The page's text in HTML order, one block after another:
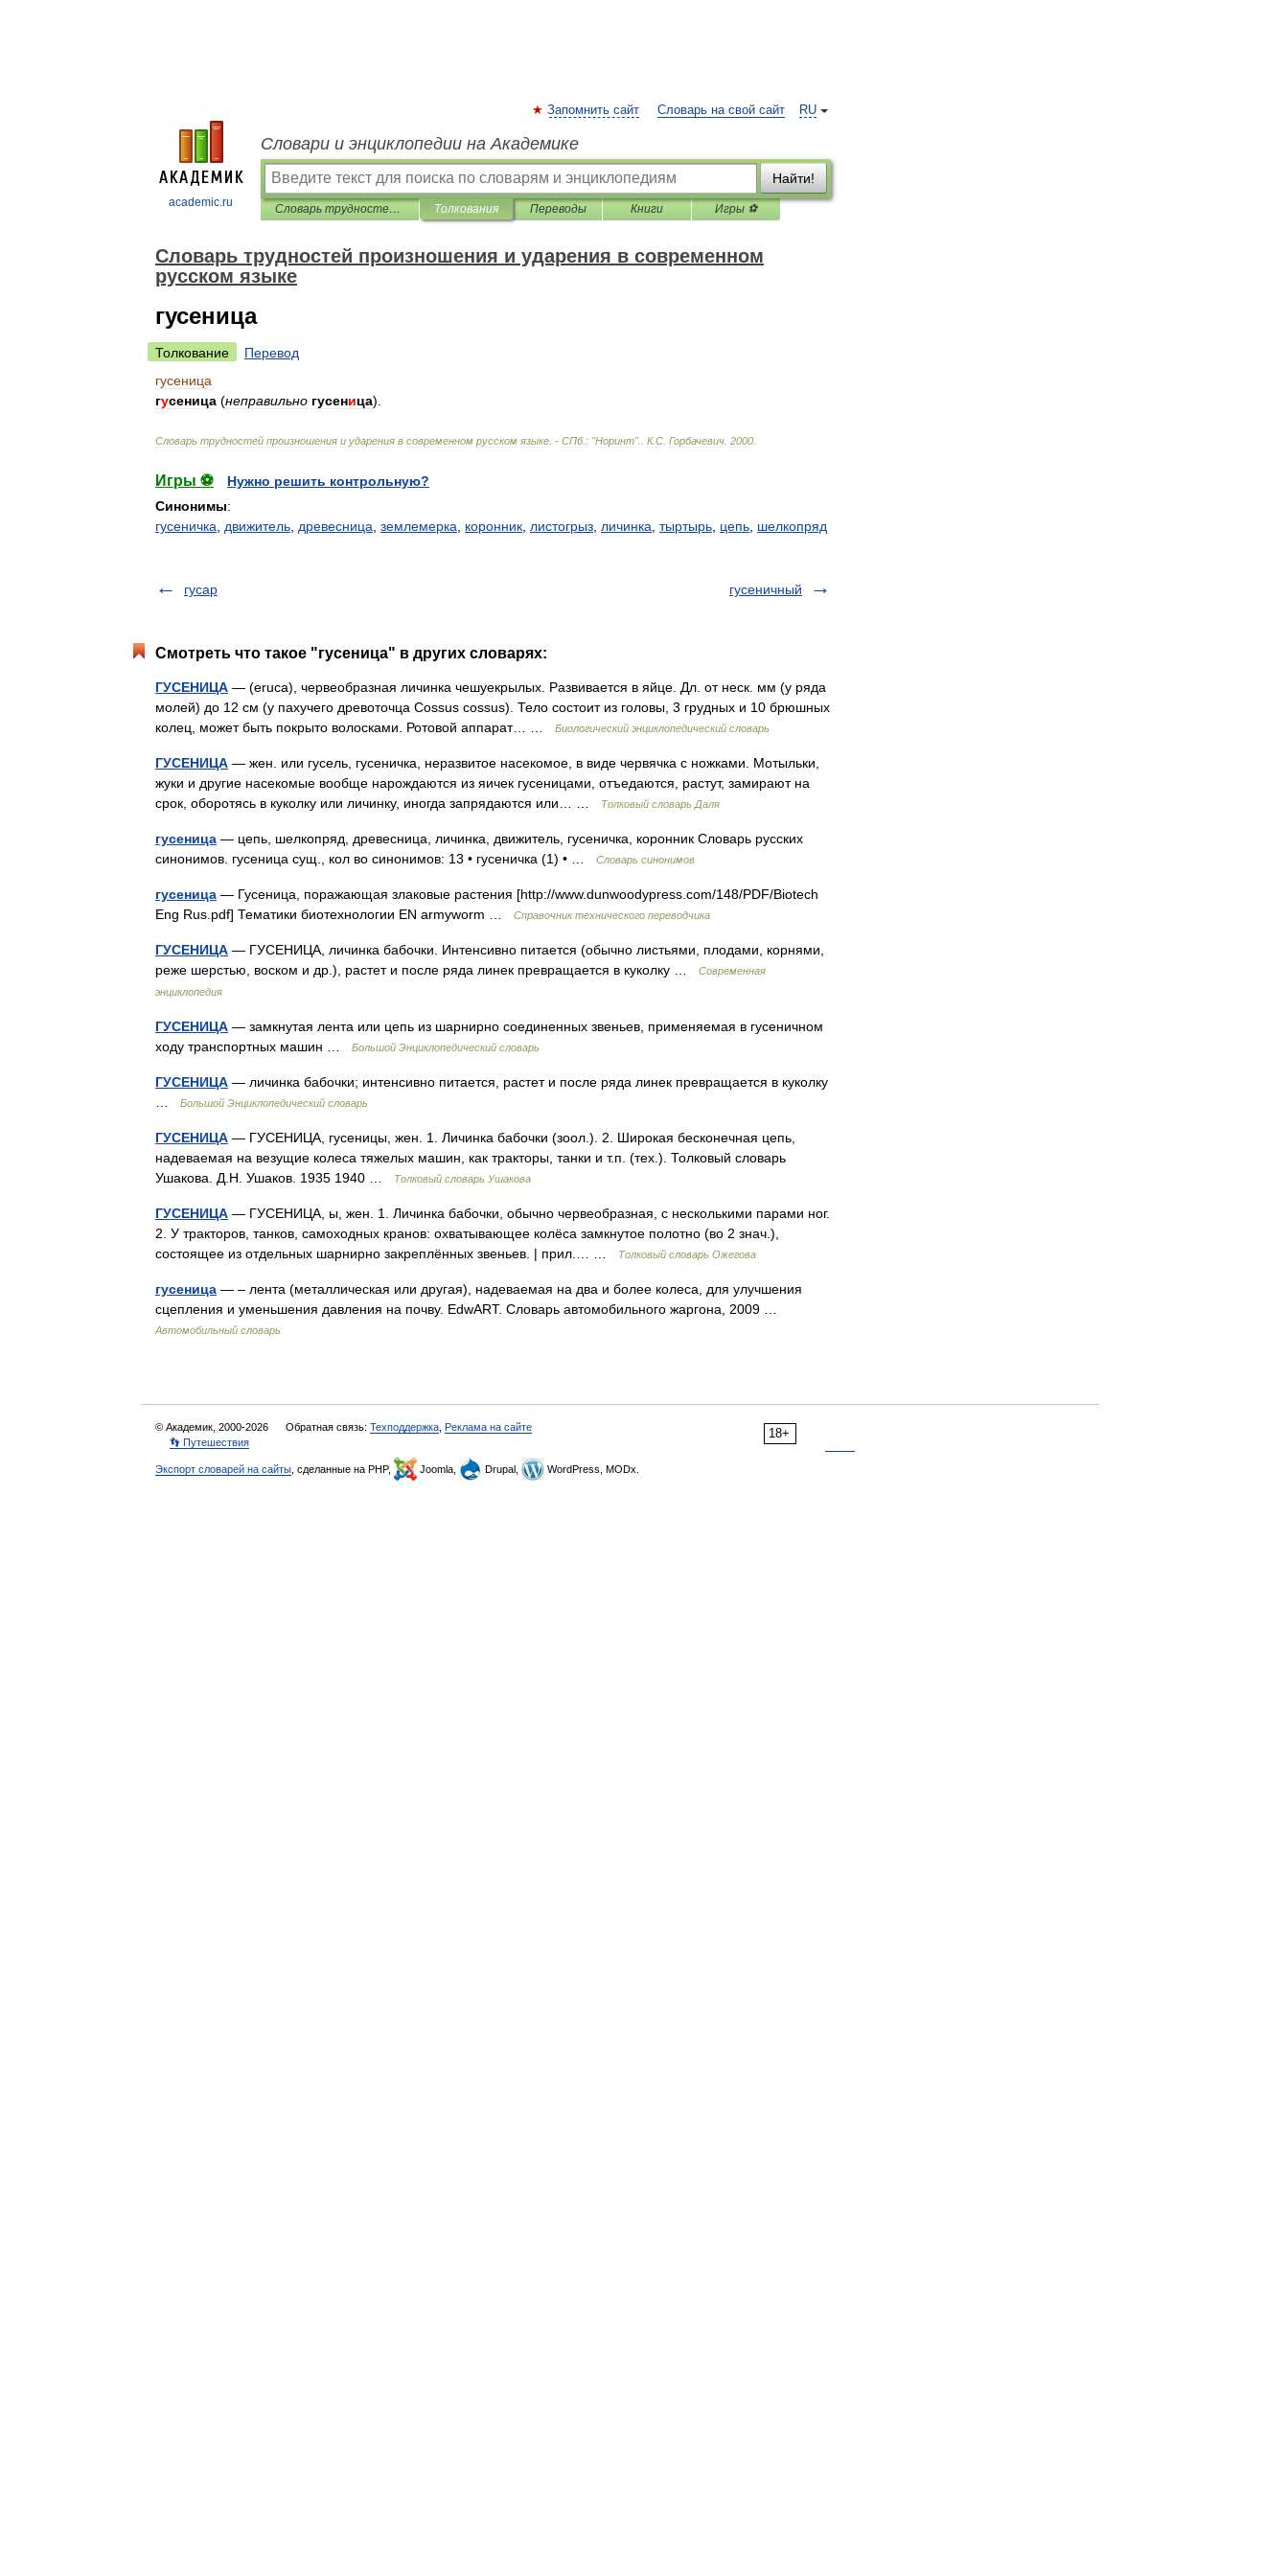
academic.ru
RU
Запомнить сайт Словарь на свой сайт
Словари и энциклопедии на Академике
Найти!
Словарь трудностей произношения и ударения в современном русском языке Толкования Переводы Книги Игры ⚽
Словарь трудностей произношения и ударения в современном
русском языке
гусеница
Толкование
Перевод
гусеница
гусеница (неправильно гусеница).
Словарь трудностей произношения и ударения в современном русском языке . - СПб. : "Норинт". К.С Горбачевич 2000
Игры ⚽
Нужно решить контрольную?
Синонимы:
гусеничка
движитель древесница землемерка коронник листогрыз личинка тыртырь цепь шелкопряд
гусар гусеничный
Смотреть что такое "гусеница" в других словарях:
ГУСЕНИЦА — (eruca), червеобразная личинка чешуекрылых. Развивается в яйце. Дл. от неск. мм (у ряда
молей) до 12 см (у пахучего древоточца Cossus cossus). Тело состоит из головы, 3 грудных и 10 брюшных
колец, может быть покрыто волосками. Ротовой аппарат… …
Биологический энциклопедический словарь
ГУСЕНИЦА — жен. или гусель, гусеничка, неразвитое насекомое, в виде червячка с ножками. Мотыльки,
жуки и другие насекомые вообще нарождаются из яичек гусеницами, отъедаются, растут, замирают на
срок, оборотясь в куколку или личинку, иногда запрядаются или… …
Толковый словарь Даля
гусеница — цепь, шелкопряд, древесница, личинка, движитель, гусеничка, коронник Словарь русских
синонимов. гусеница сущ., кол во синонимов: 13 • гусеничка (1) • …
Словарь синонимов
гусеница — Гусеница, поражающая злаковые растения [http://www.dunwoodypress.com/148/PDF/Biotech
Eng Rus.pdf] Тематики биотехнологии EN armyworm …
Справочник технического переводчика
ГУСЕНИЦА — ГУСЕНИЦА, личинка бабочки. Интенсивно питается (обычно листьями, плодами, корнями,
реже шерстью, воском и др.), растет и после ряда линек превращается в куколку …
Современная
энциклопедия
ГУСЕНИЦА — замкнутая лента или цепь из шарнирно соединенных звеньев, применяемая в гусеничном
ходу транспортных машин …
Большой Энциклопедический словарь
ГУСЕНИЦА — личинка бабочки; интенсивно питается, растет и после ряда линек превращается в куколку
Большой Энциклопедический словарь
ГУСЕНИЦА — ГУСЕНИЦА, гусеницы, жен. 1. Личинка бабочки (зоол.). 2. Широкая бесконечная цепь,
надеваемая на везущие колеса тяжелых машин, как тракторы, танки и т.п. (тех.). Толковый словарь
Ушакова. Д.Н. Ушаков. 1935 1940 …
Толковый словарь Ушакова
ГУСЕНИЦА — ГУСЕНИЦА, ы, жен. 1. Личинка бабочки, обычно червеобразная, с несколькими парами ног.
2. У тракторов, танков, самоходных кранов: охватывающее колёса замкнутое полотно (во 2 знач.),
состоящее из отдельных шарнирно закреплённых звеньев. | прил.… …
Толковый словарь Ожегова
гусеница — – лента (металлическая или другая), надеваемая на два и более колеса, для улучшения
сцепления и уменьшения давления на почву. EdwART. Словарь автомобильного жаргона, 2009 …
Автомобильный словарь
18+
© Академик, 2000-2026 Обратная связь: Техподдержка Реклама на сайте
👣 Путешествия
Экспорт словарей на сайты , сделанные на PHP, Joomla, Drupal, WordPress, MODx.